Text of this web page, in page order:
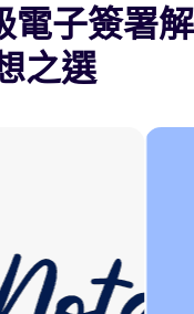
電子簽署解
之選